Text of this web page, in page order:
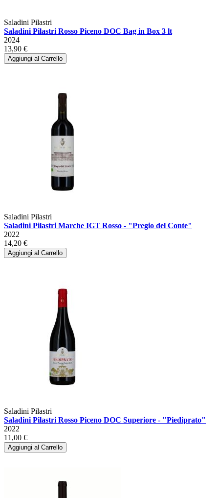
Saladini Pilastri
Saladini Pilastri Rosso Piceno DOC Bag in Box 3 lt
2024
13,90 €
Aggiungi al Carrello
Saladini Pilastri
Saladini Pilastri Marche IGT Rosso - "Pregio del Conte"
2022
14,20 €
Aggiungi al Carrello
Saladini Pilastri
Saladini Pilastri Rosso Piceno DOC Superiore - "Piediprato"
2022
11,00 €
Aggiungi al Carrello